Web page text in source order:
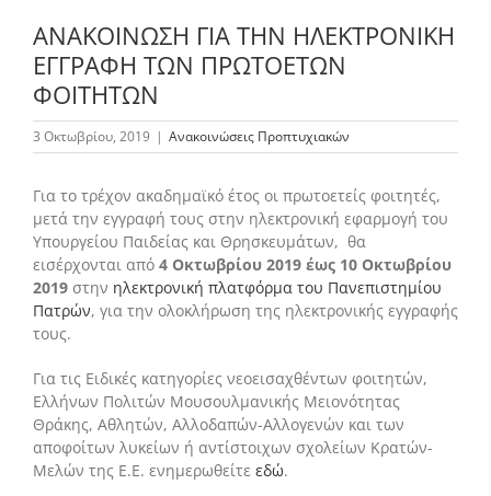
Το Τμήμα Βιολογίας
Μουσεία
Προπτυχιακές Σπουδές
Μεταπτυχιακές Σπουδές
Ανακοινώσεις
ΑΝΑΚΟΙΝΩΣΗ ΓΙΑ ΤΗΝ ΗΛΕΚΤΡΟΝΙΚΗ
ΕΓΓΡΑΦΗ ΤΩΝ ΠΡΩΤΟΕΤΩΝ
ΦΟΙΤΗΤΩΝ
3 Οκτωβρίου, 2019 | Ανακοινώσεις Προπτυχιακών
Για το τρέχον ακαδημαϊκό έτος οι πρωτοετείς φοιτητές,
μετά την εγγραφή τους στην ηλεκτρονική εφαρμογή του
Υπουργείου Παιδείας και Θρησκευμάτων, θα
εισέρχονται από 4 Οκτωβρίου 2019 έως 10 Οκτωβρίου
2019 στην ηλεκτρονική πλατφόρμα του Πανεπιστημίου
Πατρών, για την ολοκλήρωση της ηλεκτρονικής εγγραφής
τους.
Για τις Ειδικές κατηγορίες νεοεισαχθέντων φοιτητών,
Ελλήνων Πολιτών Μουσουλμανικής Μειονότητας
Θράκης, Αθλητών, Αλλοδαπών-Αλλογενών και των
αποφοίτων λυκείων ή αντίστοιχων σχολείων Κρατών-
Μελών της Ε.Ε. ενημερωθείτε εδώ.